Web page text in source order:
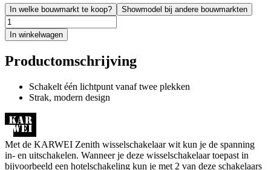
In welke bouwmarkt te koop? Showmodel bij andere bouwmarkten
In winkelwagen
Productomschrijving
Schakelt één lichtpunt vanaf twee plekken
Strak, modern design
Met de KARWEI Zenith wisselschakelaar wit kun je de spanning
in- en uitschakelen. Wanneer je deze wisselschakelaar toepast in
bijvoorbeeld een hotelschakeling kun je met 2 van deze schakelaars